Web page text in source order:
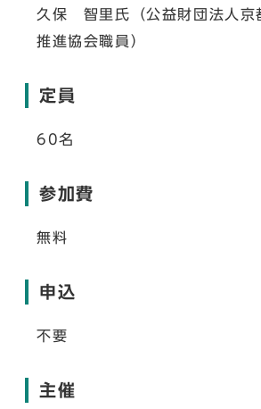
久保 智里氏（公益財団法人京
推進協会職員）
定員
60名
参加費
無料
申込
不要
主催